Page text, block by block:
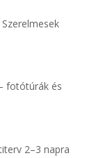
fotótúrák és
2–3 napra